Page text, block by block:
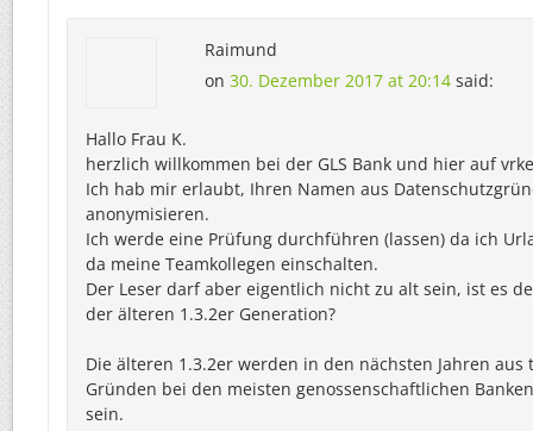
Raimund
on 30. Dezember 2017 at 20:14 said:
Hallo Frau K.
herzlich willkommen bei der GLS Bank und hier auf
Ich hab mir erlaubt, Ihren Namen aus
anonymisieren.
Ich werde eine Prüfung durchführen (lassen) da ich
da meine Teamkollegen einschalten.
Der Leser darf aber eigentlich nicht zu alt sein, ist es
der älteren 1.3.2er Generation?
Die älteren 1.3.2er werden in den nächsten Jahren aus
Gründen bei den meisten genossenschaftlichen
sein.